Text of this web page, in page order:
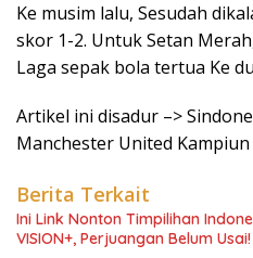
Ke musim lalu, Sesudah
skor 1-2. Untuk Setan
Laga sepak bola tertua Ke
Artikel ini disadur –>
Manchester United Kampiun
Berita Terkait
Ini Link Nonton Timpilihan
VISION+, Perjuangan Belum Usai!